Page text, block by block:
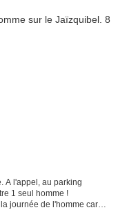
A l'appel, au parking
1 seul homme !
journée de l'homme car